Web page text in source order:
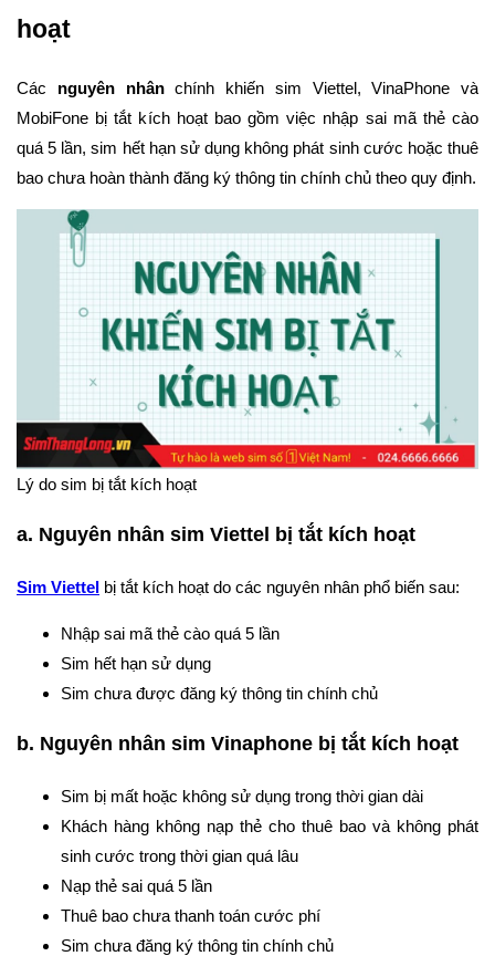
hoạt
Các nguyên nhânchính khiến sim Viettel, VinaPhone và
MobiFone bị tắt kích hoạt bao gồm việc nhập sai mã thẻ cào
quá 5 lần, sim hết hạn sử dụng không phát sinh cước hoặc thuê
bao chưa hoàn thành đăng ký thông tin chính chủ theo quy định.
Lý do sim bị tắt kích hoạt
a. Nguyên nhân sim Viettel bị tắt kích hoạt
Sim Viettel bị tắt kích hoạt do các nguyên nhân phổ biến sau:
Nhập sai mã thẻ cào quá 5 lần
Sim hết hạn sử dụng
Sim chưa được đăng ký thông tin chính chủ
b. Nguyên nhân sim Vinaphone bị tắt kích hoạt
Sim bị mất hoặc không sử dụng trong thời gian dài
Khách hàng không nạp thẻ cho thuê bao và không phát
sinh cước trong thời gian quá lâu
Nạp thẻ sai quá 5 lần
Thuê bao chưa thanh toán cước phí
Sim chưa đăng ký thông tin chính chủ